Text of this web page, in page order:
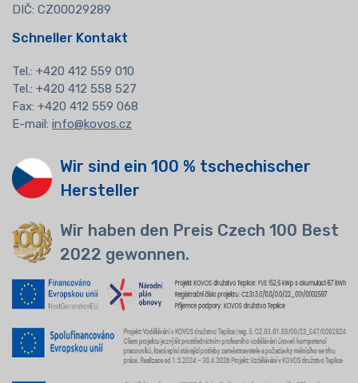
DIČ: CZ00029289
Schneller Kontakt
Tel.: +420 412 559 010
Tel.: +420 412 558 527
Fax: +420 412 559 068
E-mail: info@kovos.cz
Wir sind ein 100 % tschechischer
Hersteller
Wir haben den Preis Czech 100 Best
2022 gewonnen.